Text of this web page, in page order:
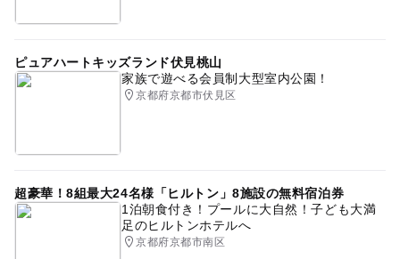
ピュアハートキッズランド伏見桃山
家族で遊べる会員制大型室内公園！
京都府京都市伏見区
超豪華！8組最大24名様「ヒルトン」8施設の無料宿泊券
1泊朝食付き！プールに大自然！子ども大満
足のヒルトンホテルへ
京都府京都市南区